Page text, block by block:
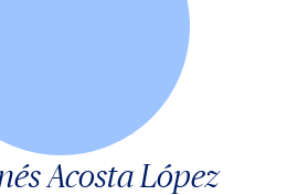
Acosta López